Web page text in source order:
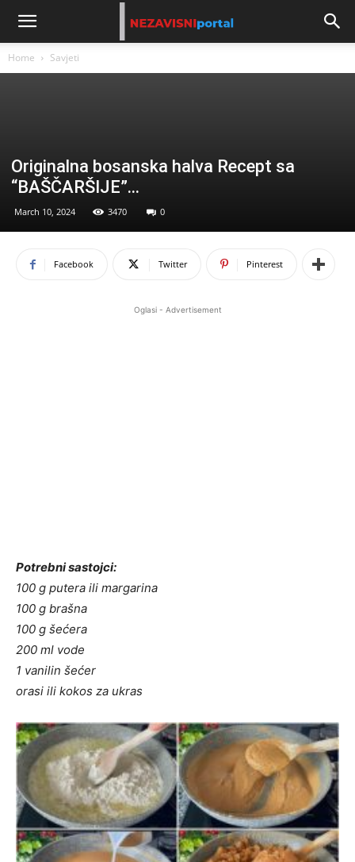
Home Savjeti
Originalna bosanska halva Recept sa
“BAŠČARŠIJE”…
March 10, 2024 3470 0
Facebook Twitter Pinterest
Oglasi - Advertisement
Potrebni sastojci:
100 g putera ili margarina
100 g brašna
100 g šećera
200 ml vode
1 vanilin šećer
orasi ili kokos za ukras